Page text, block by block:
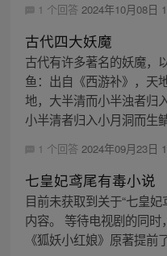
1 个回答 2024年10月08日
古代四大妖魔
古代有许多著名的妖魔，
鱼：出自《西游补》，天
地，大半清而小半浊者归
小半清者归入小月洞而生
1 个回答 2024年09月23日
七皇妃鸢尾有毒小说
目前未获取到关于“七皇
内容。 等待电视剧的同
《狐妖小红娘》原著提前